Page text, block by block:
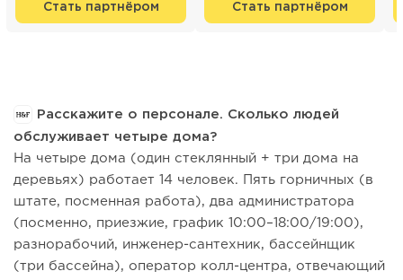
Стать партнёром Стать партнёром
Расскажите о персонале. Сколько людей
обслуживает четыре дома?
На четыре дома (один стеклянный + три дома на
деревьях) работает 14 человек. Пять горничных (в
штате, посменная работа), два администратора
(посменно, приезжие, график 10:00–18:00/19:00),
разнорабочий, инженер-сантехник, бассейнщик
(три бассейна), оператор колл-центра, отвечающий